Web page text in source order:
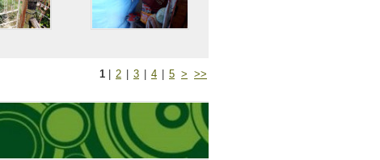
1 2 3 4 5 > >>